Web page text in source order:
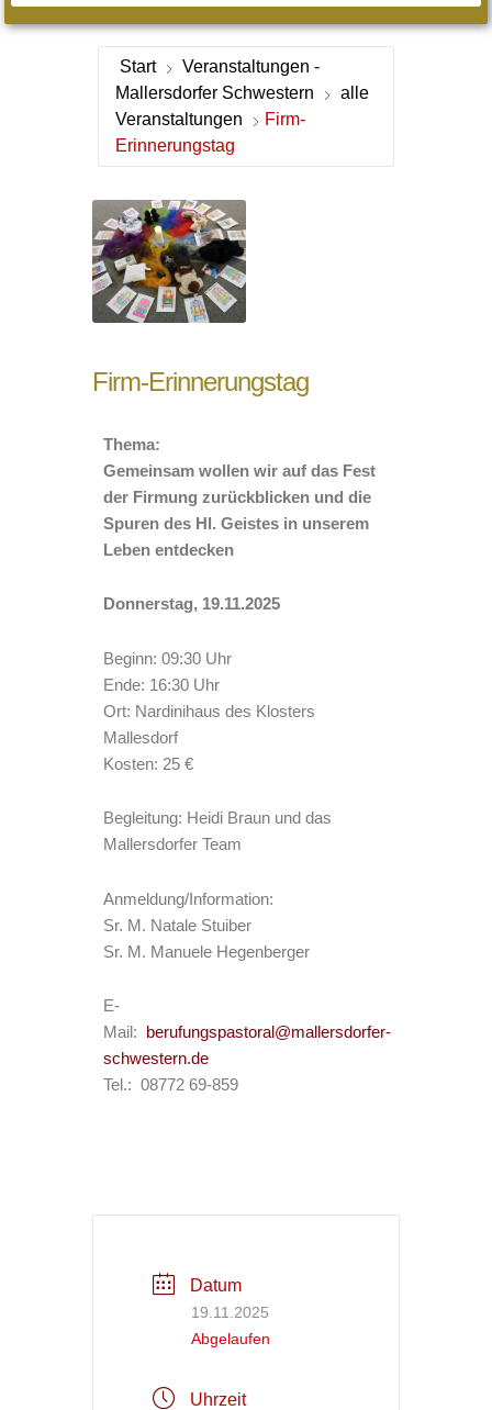
Start
Veranstaltungen -
Mallersdorfer Schwestern
alle
Veranstaltungen
Firm-
Erinnerungstag
Firm-Erinnerungstag
Thema:
Gemeinsam wollen wir auf das Fest
der Firmung zurückblicken und die
Spuren des Hl. Geistes in unserem
Leben entdecken
Donnerstag, 19.11.2025
Beginn: 09:30 Uhr
Ende: 16:30 Uhr
Ort: Nardinihaus des Klosters
Mallesdorf
Kosten: 25 €
Begleitung: Heidi Braun und das
Mallersdorfer Team
Anmeldung/Information:
Sr. M. Natale Stuiber
Sr. M. Manuele Hegenberger
E-
Mail:
berufungspastoral@mallersdorfer-
schwestern.de
Tel.: 08772 69-859
Datum
19.11.2025
Abgelaufen
Uhrzeit